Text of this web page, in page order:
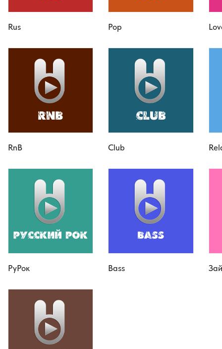
Rus Pop
RnB Club
РуРок Bass